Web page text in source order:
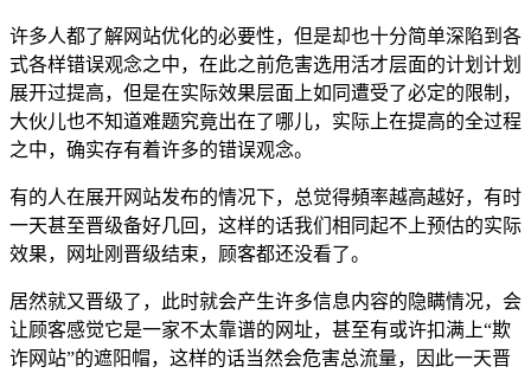
许多人都了解网站优化的必要性，但是却也十分简单深陷到各
式各样错误观念之中，在此之前危害选用活才层面的计划计划
展开过提高，但是在实际效果层面上如同遭受了必定的限制，
大伙儿也不知道难题究竟出在了哪儿，实际上在提高的全过程
之中，确实存有着许多的错误观念。
有的人在展开网站发布的情况下，总觉得頻率越高越好，有时
一天甚至晋级备好几回，这样的话我们相同起不上预估的实际
效果，网址刚晋级结束，顾客都还没看了。
居然就又晋级了，此时就会产生许多信息内容的隐瞒情况，会
让顾客感觉它是一家不太靠谱的网址，甚至有或许扣满上“欺
诈网站”的遮阳帽，这样的话当然会危害总流量，因此一天晋